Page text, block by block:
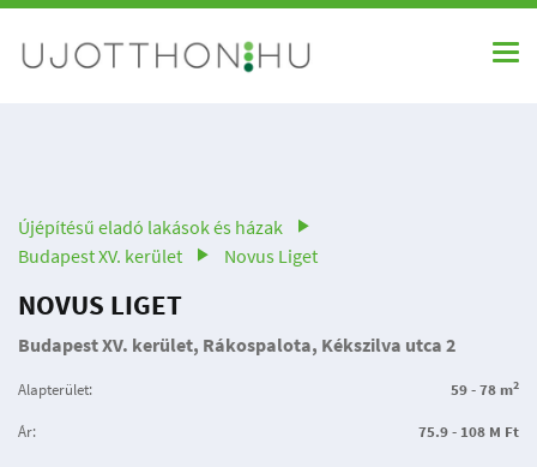
Újépítésű eladó lakások és házak
Budapest XV. kerület
Novus Liget
NOVUS LIGET
Budapest XV. kerület, Rákospalota, Kékszilva utca 2
Alapterület: 59 - 78 m2
Ár: 75.9 - 108 M Ft